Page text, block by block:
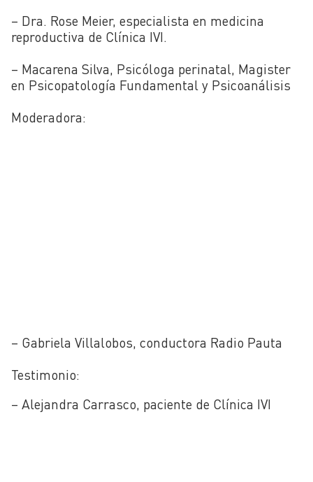
– Dra. Rose Meier, especialista en medicina
reproductiva de Clínica IVI.
– Macarena Silva, Psicóloga perinatal, Magister
en Psicopatología Fundamental y Psicoanálisis
Moderadora:
– Gabriela Villalobos, conductora Radio Pauta
Testimonio:
– Alejandra Carrasco, paciente de Clínica IVI